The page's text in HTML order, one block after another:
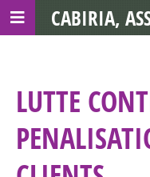
LUTTE
CABIRIA,